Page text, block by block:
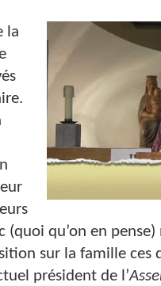
la
(quoi qu’on en
sur la famille ces
président de l’